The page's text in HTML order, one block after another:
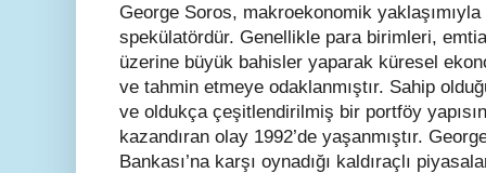
George Soros, makroekonomik
spekülatördür. Genellikle para birimleri,
üzerine büyük bahisler yaparak küresel
ve tahmin etmeye odaklanmıştır. Sahip
ve oldukça çeşitlendirilmiş bir portföy
kazandıran olay 1992’de yaşanmıştır.
Bankası’na karşı oynadığı kaldıraçlı